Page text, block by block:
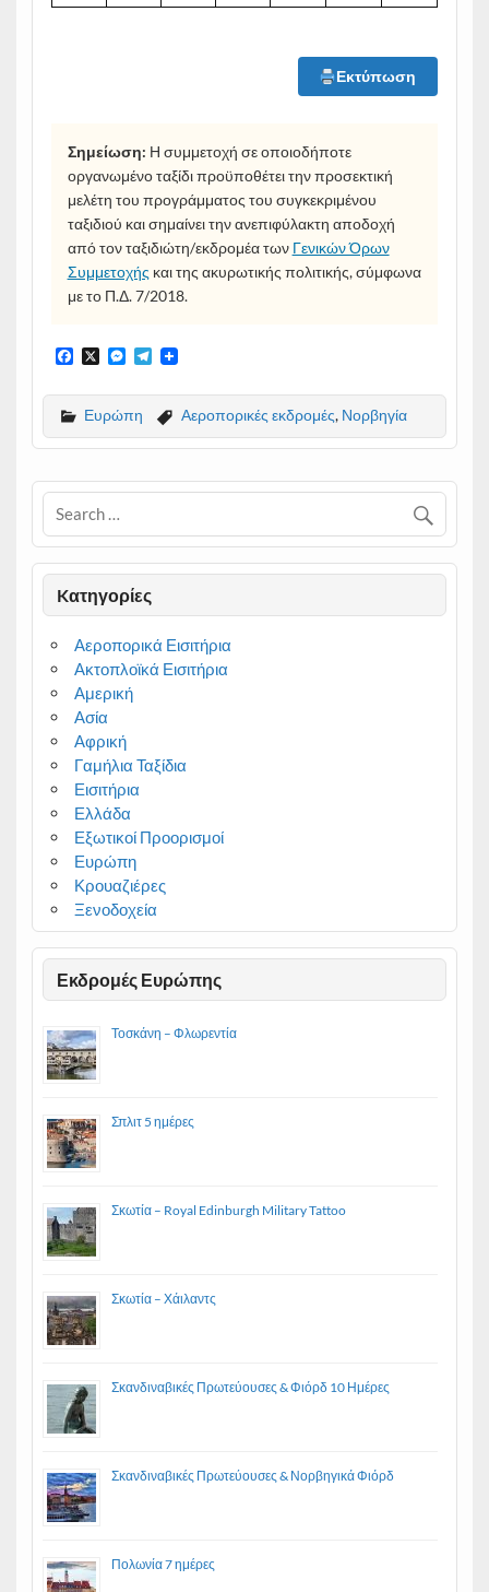
Εκτύπωση
Σημείωση: Η συμμετοχή σε οποιοδήποτε
οργανωμένο ταξίδι προϋποθέτει την προσεκτική
μελέτη του προγράμματος του συγκεκριμένου
ταξιδιού και σημαίνει την ανεπιφύλακτη αποδοχή
από τον ταξιδιώτη/εκδρομέα των Γενικών Όρων
Συμμετοχής και της ακυρωτικής πολιτικής, σύμφωνα
με το Π.Δ. 7/2018.
F
c
b
o
k
X
M
s
s
e
n
e
r
T
l
g
r
m
Ευρώπη Αεροπορικές εκδρομές, Νορβηγία
Kατηγορίες
Αεροπορικά Εισιτήρια
Ακτοπλοϊκά Εισιτήρια
Αμερική
Ασία
Αφρική
Γαμήλια Ταξίδια
Εισιτήρια
Ελλάδα
Εξωτικοί Προορισμοί
Ευρώπη
Κρουαζιέρες
Ξενοδοχεία
Εκδρομές Ευρώπης
Τοσκάνη – Φλωρεντία
Σπλιτ 5 ημέρες
Σκωτία – Royal Edinburgh Military Tattoo
Σκωτία – Χάιλαντς
Σκανδιναβικές Πρωτεύουσες & Φιόρδ 10 Ημέρες
Σκανδιναβικές Πρωτεύουσες & Νορβηγικά Φιόρδ
Πολωνία 7 ημέρες